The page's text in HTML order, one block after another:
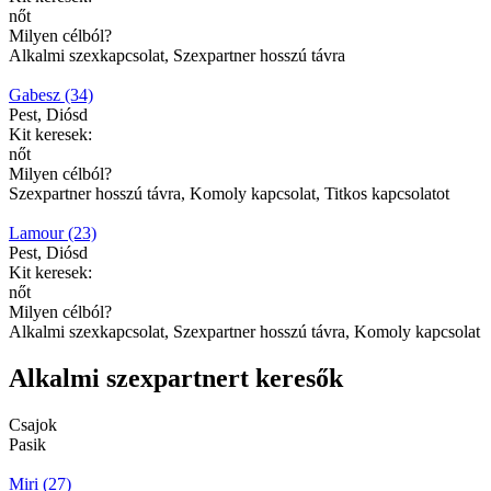
nőt
Milyen célból?
Alkalmi szexkapcsolat, Szexpartner hosszú távra
Gabesz (34)
Pest, Diósd
Kit keresek:
nőt
Milyen célból?
Szexpartner hosszú távra, Komoly kapcsolat, Titkos kapcsolatot
Lamour (23)
Pest, Diósd
Kit keresek:
nőt
Milyen célból?
Alkalmi szexkapcsolat, Szexpartner hosszú távra, Komoly kapcsolat
Alkalmi szexpartnert keresők
Csajok
Pasik
Miri (27)